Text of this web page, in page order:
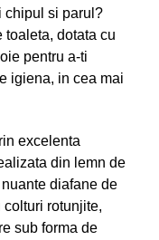
chipul si parul?
dotata cu
pentru a-ti
igiena, in cea mai
excelenta
din lemn de
diafane de
rotunjite,
sub forma de